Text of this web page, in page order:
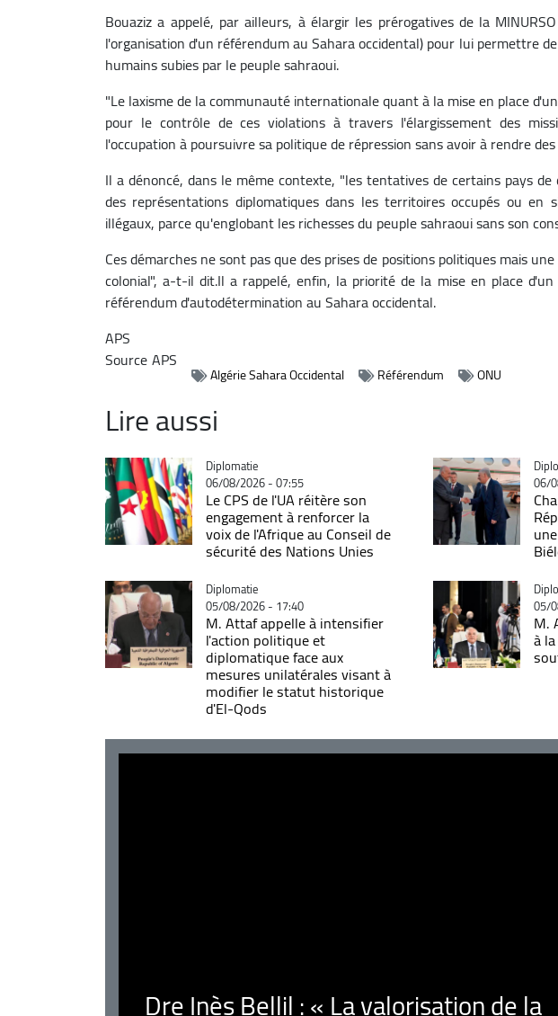
Bouaziz a appelé, par ailleurs, à élargir les prérogatives de la
l'organisation d'un référendum au Sahara occidental) pour lui permettre
humains subies par le peuple sahraoui.
"Le laxisme de la communauté internationale quant à la mise en place
pour le contrôle de ces violations à travers l'élargissement des
l'occupation à poursuivre sa politique de répression sans avoir à rendre
Il a dénoncé, dans le même contexte, "les tentatives de certains pays
des représentations diplomatiques dans les territoires occupés ou en
illégaux, parce qu'englobant les richesses du peuple sahraoui sans son
Ces démarches ne sont pas que des prises de positions politiques mais
colonial", a-t-il dit.Il a rappelé, enfin, la priorité de la mise en place
référendum d'autodétermination au Sahara occidental.
APS
SourceAPS
Algérie Sahara Occidental Référendum ONU
Lire aussi
Catégorie
Diplomatie
06/08/2026 - 07:55
Le CPS de l'UA réitère son
engagement à renforcer la
voix de l'Afrique au Conseil de
sécurité des Nations Unies
06/
Catégorie
Diplomatie
05/08/2026 - 17:40
M. Attaf appelle à intensifier
l'action politique et
diplomatique face aux
mesures unilatérales visant à
modifier le statut historique
d'El-Qods
05/
M.
à
Dre Inès Bellil : « La valorisation de la